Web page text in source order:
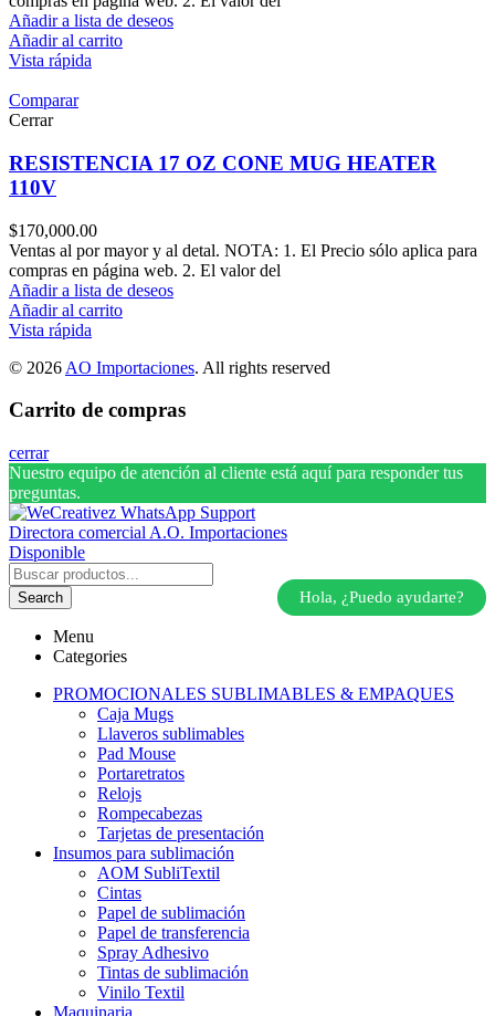
Añadir a lista de deseos
Añadir al carrito
Vista rápida
Comparar
Cerrar
RESISTENCIA 17 OZ CONE MUG HEATER
110V
$170,000.00
Ventas al por mayor y al detal. NOTA: 1. El Precio sólo aplica para
compras en página web. 2. El valor del
Añadir a lista de deseos
Añadir al carrito
Vista rápida
© 2026 AO Importaciones. All rights reserved
Carrito de compras
cerrar
Nuestro equipo de atención al cliente está aquí para responder tus
preguntas.
Directora comercial A.O. Importaciones
Disponible
Hola, ¿Puedo ayudarte?
Search
Menu
Categories
PROMOCIONALES SUBLIMABLES & EMPAQUES
Caja Mugs
Llaveros sublimables
Pad Mouse
Portaretratos
Relojs
Rompecabezas
Tarjetas de presentación
Insumos para sublimación
AOM SubliTextil
Cintas
Papel de sublimación
Papel de transferencia
Spray Adhesivo
Tintas de sublimación
Vinilo Textil
Maquinaria